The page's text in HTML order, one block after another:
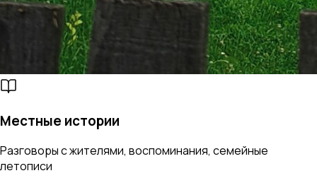
Местные истории
Разговоры с жителями, воспоминания, семейные
летописи